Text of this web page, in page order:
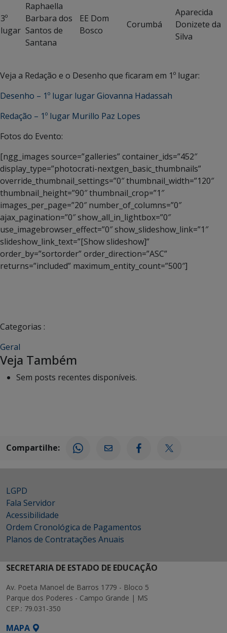
3º
lugar
Raphaella
Barbara dos
Santos de
Santana
EE Dom
Bosco
Corumbá
Aparecida
Donizete da
Silva
Veja a Redação e o Desenho que ficaram em 1º lugar:
Desenho – 1º lugar lugar Giovanna Hadassah
Redação – 1º lugar Murillo Paz Lopes
Fotos do Evento:
[ngg_images source=”galleries” container_ids=”452″
display_type=”photocrati-nextgen_basic_thumbnails”
override_thumbnail_settings=”0″ thumbnail_width=”120″
thumbnail_height=”90″ thumbnail_crop=”1″
images_per_page=”20″ number_of_columns=”0″
ajax_pagination=”0″ show_all_in_lightbox=”0″
use_imagebrowser_effect=”0″ show_slideshow_link=”1″
slideshow_link_text=”[Show slideshow]”
order_by=”sortorder” order_direction=”ASC”
returns=”included” maximum_entity_count=”500″]
Categorias :
Geral
Veja Também
Sem posts recentes disponíveis.
Compartilhe:
LGPD
Fala Servidor
Acessibilidade
Ordem Cronológica de Pagamentos
Planos de Contratações Anuais
SECRETARIA DE ESTADO DE EDUCAÇÃO
Av. Poeta Manoel de Barros 1779 - Bloco 5
Parque dos Poderes - Campo Grande | MS
CEP.: 79.031-350
MAPA